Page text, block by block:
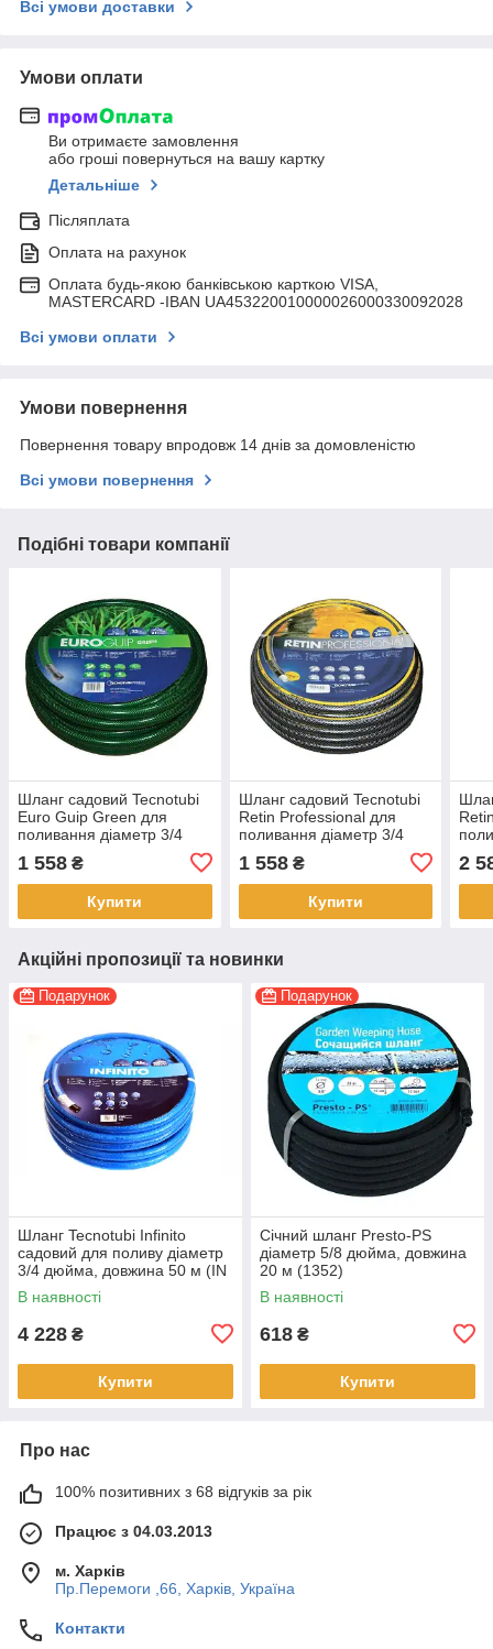
Всі умови доставки
Умови оплати
Ви отримаєте замовлення
або гроші повернуться на вашу картку
Детальніше
Післяплата
Оплата на рахунок
Оплата будь-якою банківською карткою VISA,
MASTERCARD -IBAN UA453220010000026000330092028
Всі умови оплати
Умови повернення
Повернення товару впродовж 14 днів за домовленістю
Всі умови повернення
Подібні товари компанії
Шланг садовий Tecnotubi
Euro Guip Green для
поливання діаметр 3/4
(EGG 3/4 30)
1 558 ₴
Купити
Шланг садовий Tecnotubi
Retin Professional для
поливання діаметр 3/4
дюйма, довжина 15 м (RT
3/4 15)
1 558₴
Купити
3/4
2
Акційні пропозиції та новинки
Подарунок
Шланг Tecnotubi Infinito
садовий для поливу діаметр
3/4 дюйма, довжина 50 м (IN
3/4 50)
В наявності
4 228 ₴
Купити
Подарунок
Січний шланг Presto-PS
діаметр 5/8 дюйма, довжина
20 м (1352)
В наявності
618 ₴
Купити
Про нас
100% позитивних з 68 відгуків за рік
Працює з 04.03.2013
м. Харків
Пр.Перемоги ,66, Харків, Україна
Контакти